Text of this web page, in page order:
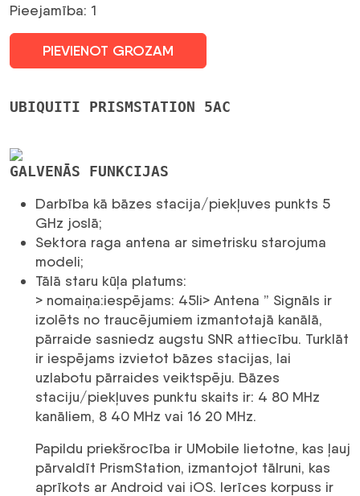
Pieejamība: 1
PIEVIENOT GROZAM
UBIQUITI PRISMSTATION 5AC
GALVENĀS FUNKCIJAS
Darbība kā bāzes stacija/piekļuves punkts 5
GHz joslā;
Sektora raga antena ar simetrisku starojuma
modeli;
Tālā staru kūļa platums:
> nomaiņa:iespējams: 45li> Antena ” Signāls ir
izolēts no traucējumiem izmantotajā kanālā,
pārraide sasniedz augstu SNR attiecību. Turklāt
ir iespējams izvietot bāzes stacijas, lai
uzlabotu pārraides veiktspēju. Bāzes
staciju/piekļuves punktu skaits ir: 4 80 MHz
kanāliem, 8 40 MHz vai 16 20 MHz.
Papildu priekšrocība ir UMobile lietotne, kas ļauj
pārvaldīt PrismStation, izmantojot tālruni, kas
aprīkots ar Android vai iOS. Ierīces korpuss ir